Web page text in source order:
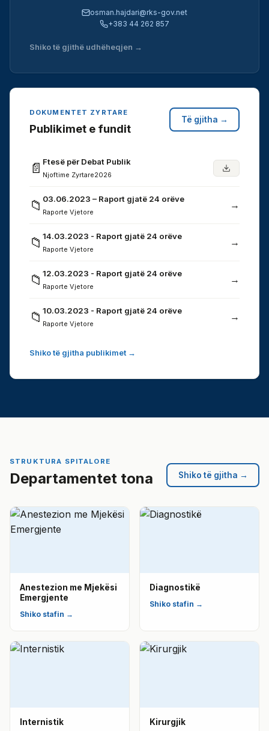
osman.hajdari@rks-gov.net
+383 44 262 857
Shiko të gjithë udhëheqjen →
DOKUMENTET ZYRTARE
Publikimet e fundit
Të gjitha →
📄 Ftesë për Debat Publik
Njoftime Zyrtare2026
📁 03.06.2023 – Raport gjatë 24 orëve
Raporte Vjetore
→
📁 14.03.2023 - Raport gjatë 24 orëve
Raporte Vjetore
→
📁 12.03.2023 - Raport gjatë 24 orëve
Raporte Vjetore
→
📁 10.03.2023 - Raport gjatë 24 orëve
Raporte Vjetore
→
Shiko të gjitha publikimet →
STRUKTURA SPITALORE
Departamentet tona Shiko të gjitha →
Anestezion me Mjekësi
Emergjente
Shiko stafin →
Diagnostikë
Shiko stafin →
Internistik Kirurgjik